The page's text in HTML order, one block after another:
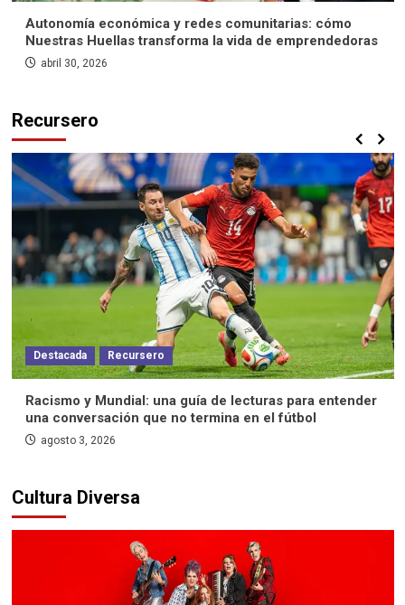
Autonomía económica y redes comunitarias: cómo
Nuestras Huellas transforma la vida de emprendedoras
abril 30, 2026
Recursero
Destacada Recursero
Racismo y Mundial: una guía de lecturas para entender
una conversación que no termina en el fútbol
agosto 3, 2026
Cultura Diversa